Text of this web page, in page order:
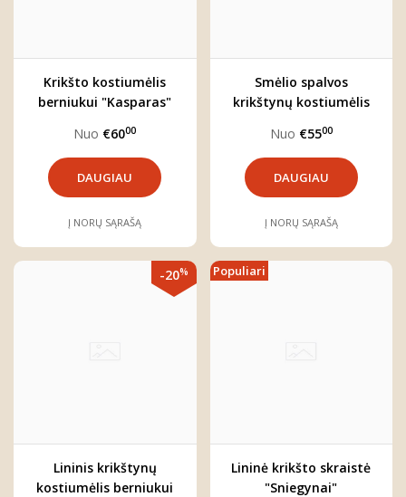
Krikšto kostiumėlis
berniukui "Kasparas"
Nuo €6000
DAUGIAU
Į NORŲ SĄRAŠĄ
Smėlio spalvos
krikštynų kostiumėlis
marškiniais
Nuo €5500
DAUGIAU
Į NORŲ SĄRAŠĄ
-20%
Lininis krikštynų
kostiumėlis berniukui
Populiari
Lininė krikšto skraistė
"Sniegynai"